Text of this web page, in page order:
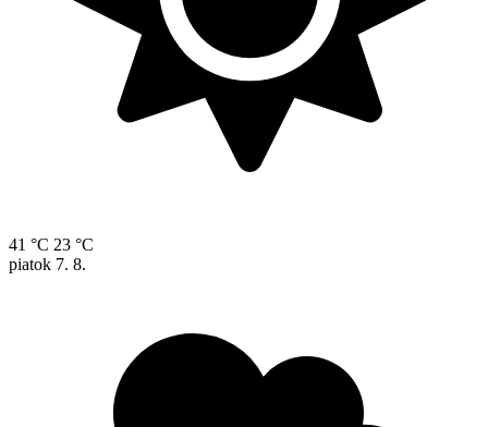
41 °C 23 °C
piatok 7. 8.